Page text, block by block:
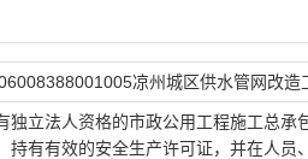
凉州城区供水管网改造
独立法人资格的市政公用工程施工总承
持有有效的安全生产许可证，并在人员